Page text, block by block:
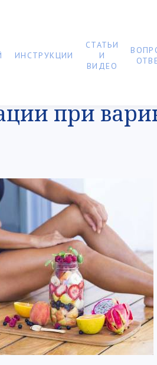
ИНСТРУКЦИИ
СТАТЬИ
И
ВИДЕО
при